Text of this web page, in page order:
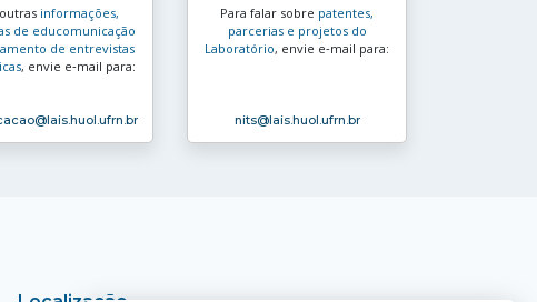
informações,
de educomunicação
de entrevistas
, envie e‑mail para:
@lais.huol.ufrn.br
Para falar sobre patentes,
parcerias e projetos do
Laboratório, envie e‑mail para:
nits@lais.huol.ufrn.br